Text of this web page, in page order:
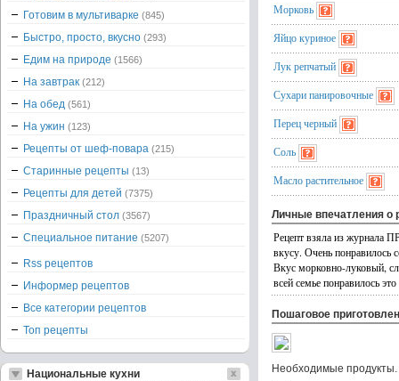
Морковь
Яйцо куриное
Лук репчатый
Сухари панировочные
Перец черный
Соль
Масло растительное
Личные впечатления о
Рецепт взяла из журнала
вкусу. Очень понравилось
Вкус морковно-луковый,
всей семье понравилось
Пошаговое
Необходимые продукты.
Готовим в мультиварке (845)
Быстро, просто, вкусно (293)
Едим на природе (1566)
На завтрак (212)
На обед (561)
На ужин (123)
Рецепты от шеф-повара (215)
Старинные рецепты (13)
Рецепты для детей (7375)
Праздничный стол (3567)
Специальное питание (5207)
Rss рецептов
Информер рецептов
Все категории рецептов
Топ рецепты
Национальные кухни